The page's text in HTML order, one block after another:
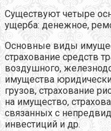
Существуют четыре
ущерба: денежное,
Основные виды
страхование средств
воздушного,
имущества
грузов, страхование
на имущество,
связанных с
инвестиций и др.